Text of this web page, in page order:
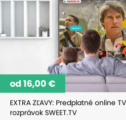
EXTRA ZĽAVY: Predplatné online
rozprávok SWEET.TV
od 16,00 €